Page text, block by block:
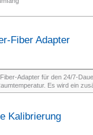
Fiber Adapter
Adapter für den 24/7-
Es wird ein
Kalibrierung